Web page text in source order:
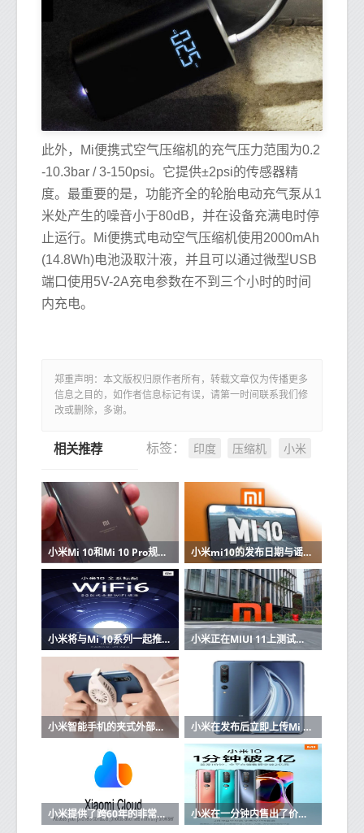
此外，Mi便携式空气压缩机的充气压力范围为0.2
-10.3bar / 3-150psi。它提供±2psi的传感器精
度。最重要的是，功能齐全的轮胎电动充气泵从1
米处产生的噪音小于80dB，并在设备充满电时停
止运行。Mi便携式电动空气压缩机使用2000mAh
(14.8Wh)电池汲取汁液，并且可以通过微型USB
端口使用5V-2A充电参数在不到三个小时的时间
内充电。
郑重声明：本文版权归原作者所有，转载文章仅为传播更多
信息之目的，如作者信息标记有误，请第一时间联系我们修
改或删除，多谢。
标签： 印度 压缩机 小米
相关推荐
小米Mi 10和Mi 10 Pro规格和价格在线出现 小米mi10的发布日期与谣言和规格
小米将与Mi 10系列一起推出旗舰Wi-Fi 6路由器 小米正在MIUI 11上测试一项新的安全功能
小米智能手机的夹式外部散热风扇开始销售 小米在发布后立即上传Mi 10的内核源
小米提供了跨60年的非常长的Mi Cloud订阅计划 小米在一分钟内售出了价值2亿元的小米10